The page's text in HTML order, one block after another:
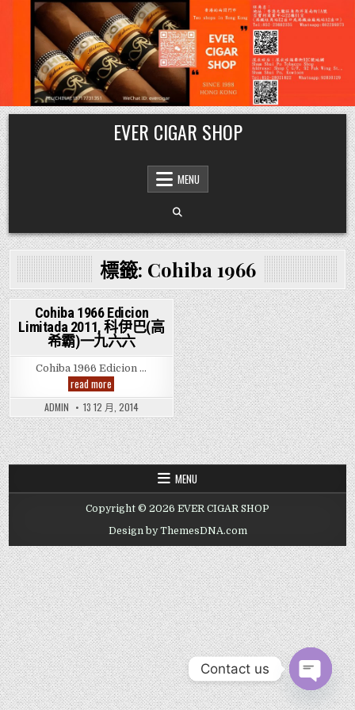
Skip
to
content
EVER CIGAR SHOP
MENU
標籤: Cohiba 1966
Posted
Cohiba 1966 Edicion
Limitada 2011, 科伊巴(高
希霸)一九六六
Cohiba 1966 Edicion …
read more
1966
Edicion
Limitada
2011,
科
伊
巴
(高
一
九
六
六
ADMIN 13 12 月, 2014
MENU
Copyright © 2026 EVER CIGAR SHOP
Design by ThemesDNA.com
Contact us
OPEN